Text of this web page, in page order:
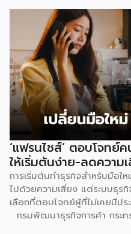
เช่น ร้านที่เป็นแบรนด์ขนาดให
แฟชั่น และ FMCG, ร้าน
โดยตัวเลขเหล่านี้รวม VAT
อื่นที่เก็บซ้อนอยู่ เช่น ค่าธรรมเ
และค่าธรรมเนียมโครงสร้างพื้
(สำหรับร้านที่มียอดขายเกิน
คำนวณดู หากเป็นร้าน Non-
ส่ง 25 บาท เมื่อหักค่าธรรมเนี
‘แฟรนไชส์’ ตอบโจทย์
ให้เริ่มต้นง่าย-ลดความ
การเริ่มต้นทำธุรกิจสำหรับมือใ
ไปด้วยความเสี่ยง แต่ระบบธุร
เลือกที่ตอบโจทย์ผู้ที่ไม่เคยมีป
กรมพัฒนาธุรกิจการค้า กระ